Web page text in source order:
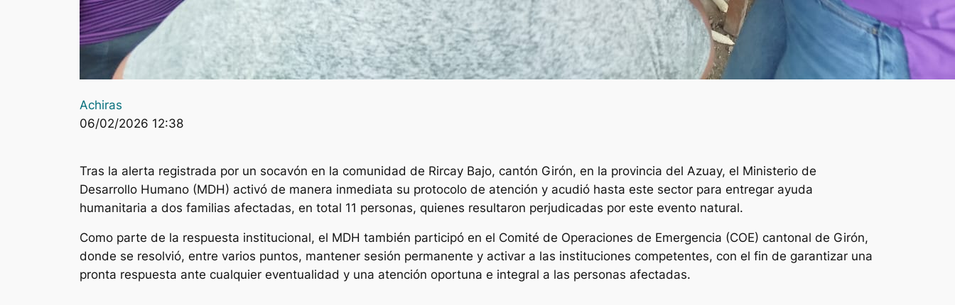
Achiras
06/02/2026 12:38
Tras la alerta registrada por un socavón en la comunidad de Rircay Bajo, cantón Girón, en la provincia del Azuay, el Ministerio de
Desarrollo Humano (MDH) activó de manera inmediata su protocolo de atención y acudió hasta este sector para entregar ayuda
humanitaria a dos familias afectadas, en total 11 personas, quienes resultaron perjudicadas por este evento natural.
Como parte de la respuesta institucional, el MDH también participó en el Comité de Operaciones de Emergencia (COE) cantonal de Girón,
donde se resolvió, entre varios puntos, mantener sesión permanente y activar a las instituciones competentes, con el fin de garantizar una
pronta respuesta ante cualquier eventualidad y una atención oportuna e integral a las personas afectadas.